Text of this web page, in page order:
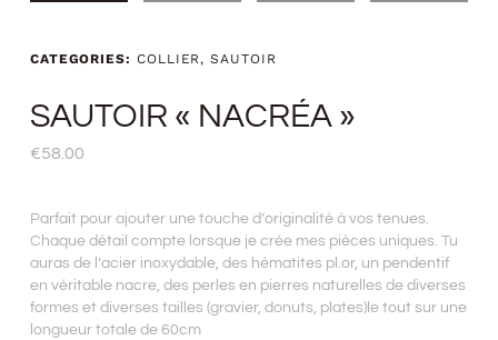
CATEGORIES: COLLIER,SAUTOIR
SAUTOIR « NACRÉA »
€58.00
Parfait pour ajouter une touche d’originalité à vos tenues.
Chaque détail compte lorsque je crée mes pièces uniques. Tu
auras de l’acier inoxydable, des hématites pl.or, un pendentif
en véritable nacre, des perles en pierres naturelles de diverses
formes et diverses tailles (gravier, donuts, plates)le tout sur une
longueur totale de 60cm